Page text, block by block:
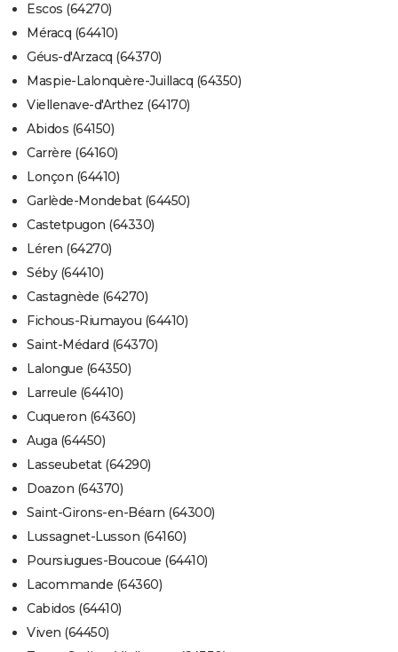
Escos (64270)
Méracq (64410)
Géus-d'Arzacq (64370)
Maspie-Lalonquère-Juillacq (64350)
Viellenave-d'Arthez (64170)
Abidos (64150)
Carrère (64160)
Lonçon (64410)
Garlède-Mondebat (64450)
Castetpugon (64330)
Léren (64270)
Séby (64410)
Castagnède (64270)
Fichous-Riumayou (64410)
Saint-Médard (64370)
Lalongue (64350)
Larreule (64410)
Cuqueron (64360)
Auga (64450)
Lasseubetat (64290)
Doazon (64370)
Saint-Girons-en-Béarn (64300)
Lussagnet-Lusson (64160)
Poursiugues-Boucoue (64410)
Lacommande (64360)
Cabidos (64410)
Viven (64450)